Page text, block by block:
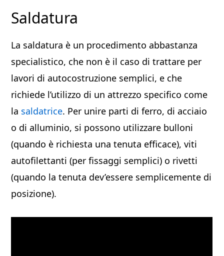
Saldatura
La saldatura è un procedimento abbastanza
specialistico, che non è il caso di trattare per
lavori di autocostruzione semplici, e che
richiede l’utilizzo di un attrezzo specifico come
la saldatrice. Per unire parti di ferro, di acciaio
o di alluminio, si possono utilizzare bulloni
(quando è richiesta una tenuta efficace), viti
autofilettanti (per fissaggi semplici) o rivetti
(quando la tenuta dev’essere semplicemente di
posizione).